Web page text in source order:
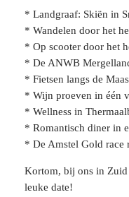
* Landgraaf: Skiën in
* Wandelen door het
* Op scooter door het
* De ANWB
* Fietsen langs de Maas
* Wijn proeven in één
* Wellness in
* Romantisch diner in
* De Amstel Gold race
Kortom, bij ons in Zuid
leuke date!